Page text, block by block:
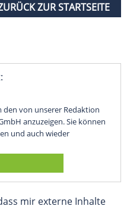
ZUR STARTSEITE
von unserer Redaktion
anzuzeigen. Sie können
und auch wieder
mir externe Inhalte